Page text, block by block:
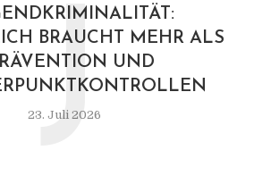
BRAUCHT MEHR ALS
UND
23. Juli 2026
J